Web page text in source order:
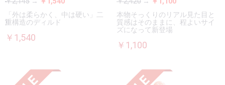
「外は柔らかく、中は硬い」二
重構造のディルド
￥1,540
本物そっくりのリアル見た目と
質感はそのままに、程よいサイ
ズになって新登場
￥1,100